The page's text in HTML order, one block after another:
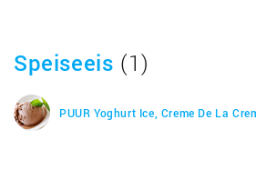
Speiseeis (1)
PUUR Yoghurt Ice, Creme De La